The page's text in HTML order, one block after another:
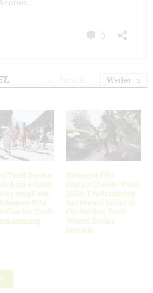
Trail Series
im Pitztal
sorgt vor
Pitz
Glacier Trail
Salomon Pitz
Alpine Glacier Trail
2026: Trailrunning-
Spektakel kehrt in
die Golden Trail
World Series
zurück
Weiter